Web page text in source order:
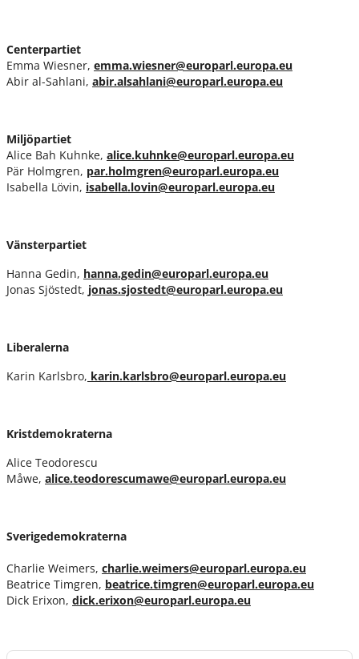
Centerpartiet
Emma Wiesner, emma.wiesner@europarl.europa.eu
Abir al-Sahlani, abir.alsahlani@europarl.europa.eu
Miljöpartiet
Alice Bah Kuhnke, alice.kuhnke@europarl.europa.eu
Pär Holmgren, par.holmgren@europarl.europa.eu
Isabella Lövin, isabella.lovin@europarl.europa.eu
Vänsterpartiet
Hanna Gedin, hanna.gedin@europarl.europa.eu
Jonas Sjöstedt, jonas.sjostedt@europarl.europa.eu
Liberalerna
Karin Karlsbro, karin.karlsbro@europarl.europa.eu
Kristdemokraterna
Alice Teodorescu
Måwe, alice.teodorescumawe@europarl.europa.eu
Sverigedemokraterna
Charlie Weimers, charlie.weimers@europarl.europa.eu
Beatrice Timgren, beatrice.timgren@europarl.europa.eu
Dick Erixon, dick.erixon@europarl.europa.eu